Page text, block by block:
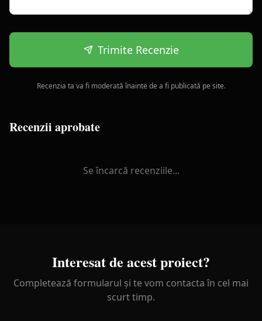
Trimite Recenzie
Recenzia ta va fi moderată înainte de a fi publicată pe site.
Recenzii aprobate
Se încarcă recenziile...
Interesat de acest proiect?
Completează formularul și te vom contacta în cel mai
scurt timp.